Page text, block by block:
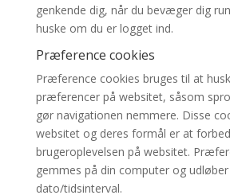
genkende dig, når du bevæger dig
huske om du er logget ind.
Præference cookies
Præference cookies bruges til at
præferencer på websitet, såsom
gør navigationen nemmere. Disse
websitet og deres formål er at
brugeroplevelsen på websitet.
gemmes på din computer og
dato/tidsinterval.